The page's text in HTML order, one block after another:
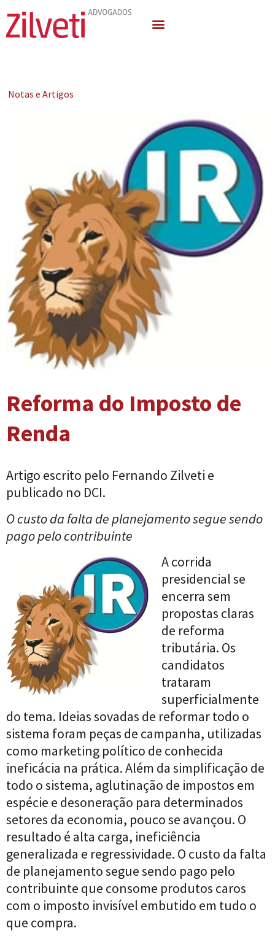
Notas e Artigos
Reforma do Imposto de
Renda
Artigo escrito pelo Fernando Zilveti e
publicado no DCI.
O custo da falta de planejamento segue sendo
pago pelo contribuinte
A corrida
presidencial se
encerra sem
propostas claras
de reforma
tributária. Os
candidatos
trataram
superficialmente
do tema. Ideias sovadas de reformar todo o
sistema foram peças de campanha, utilizadas
como marketing político de conhecida
ineficácia na prática. Além da simplificação de
todo o sistema, aglutinação de impostos em
espécie e desoneração para determinados
setores da economia, pouco se avançou. O
resultado é alta carga, ineficiência
generalizada e regressividade. O custo da falta
de planejamento segue sendo pago pelo
contribuinte que consome produtos caros
com o imposto invisível embutido em tudo o
que compra.